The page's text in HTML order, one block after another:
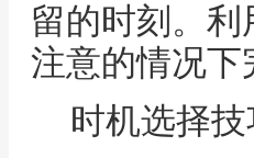
留的时刻。
注意的情况
时机选择技